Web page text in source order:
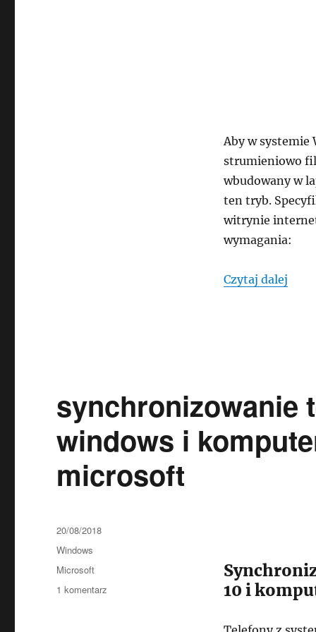
Aby w systemie
strumieniowo
wbudowany w
ten tryb.
witrynie
wymagania:
Czytaj dalej
synchronizowanie
windows i
microsoft
10 i
Data
publikacji
20/08/2018
Kategorie
Windows
Tagi
Microsoft
1 komentarz